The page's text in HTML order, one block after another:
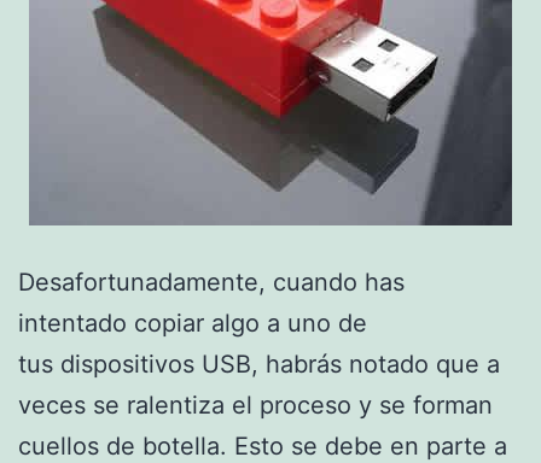
Desafortunadamente, cuando has
intentado copiar algo a uno de
tus dispositivos USB, habrás notado que a
veces se ralentiza el proceso y se forman
cuellos de botella. Esto se debe en parte a